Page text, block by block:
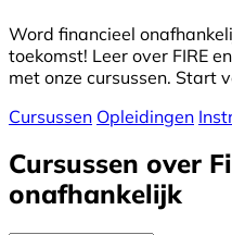
Word financieel
toekomst! Leer over FIRE
met onze cursussen. Start
Cursussen Opleidingen
Cursussen over
onafhankelijk